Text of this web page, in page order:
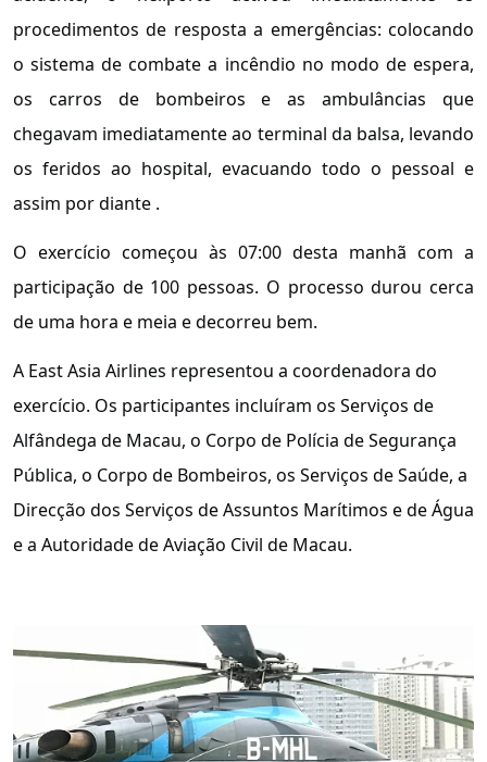
procedimentos de resposta a emergências: colocando
o sistema de combate a incêndio no modo de espera,
os carros de bombeiros e as ambulâncias que
chegavam imediatamente ao terminal da balsa, levando
os feridos ao hospital, evacuando todo o pessoal e
assim por diante .
O exercício começou às 07:00 desta manhã com a
participação de 100 pessoas. O processo durou cerca
de uma hora e meia e decorreu bem.
A East Asia Airlines representou a coordenadora do
exercício. Os participantes incluíram os Serviços de
Alfândega de Macau, o Corpo de Polícia de Segurança
Pública, o Corpo de Bombeiros, os Serviços de Saúde, a
Direcção dos Serviços de Assuntos Marítimos e de Água
e a Autoridade de Aviação Civil de Macau.